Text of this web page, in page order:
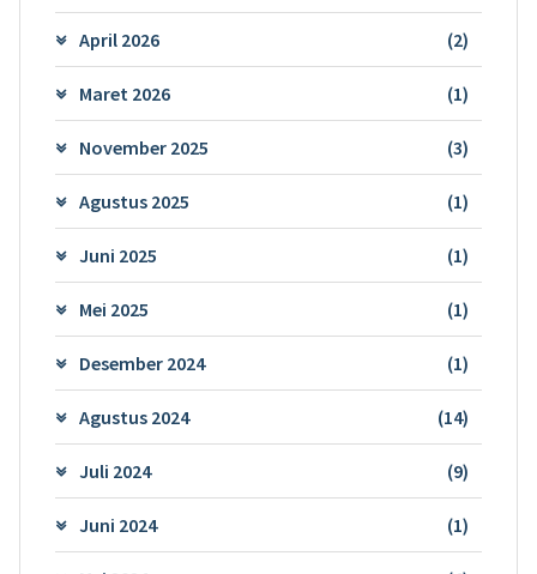
April 2026 (2)
Maret 2026 (1)
November 2025 (3)
Agustus 2025 (1)
Juni 2025 (1)
Mei 2025 (1)
Desember 2024 (1)
Agustus 2024 (14)
Juli 2024 (9)
Juni 2024 (1)